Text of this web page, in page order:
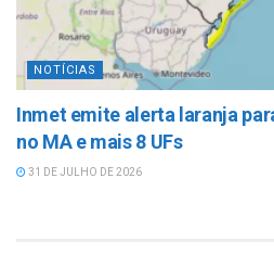
NOTÍCIAS
Inmet emite alerta laranja
no MA e mais 8 UFs
31 DE JULHO DE 2026